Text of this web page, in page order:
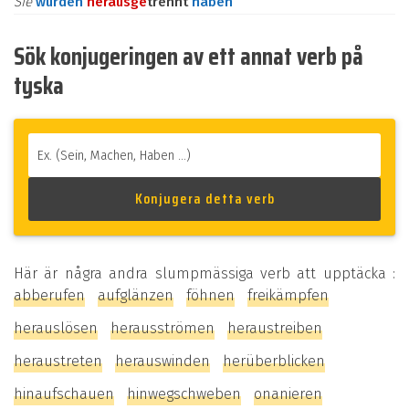
Sök konjugeringen av ett annat verb på
tyska
Här är några andra slumpmässiga verb att upptäcka :
abberufen
aufglänzen föhnen
freikämpfen
herauslösen
herausströmen
heraustreiben
heraustreten
herauswinden
herüberblicken
hinaufschauen
hinwegschweben
onanieren